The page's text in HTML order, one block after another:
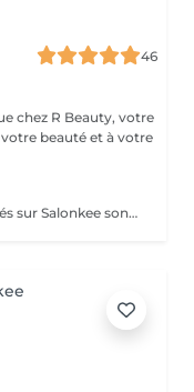
46
beauté et à votre
Veuillez prendre note que les prix indiqués sur Salonkee sont communiqués à titre informatif et s'entendent de base. Ces derniers sont susceptibles de varier selon le diagnostic réalisé à votre arrivée au salon et l'expertise du professionnel à qui vous confiez votre beauté. Dans tous les cas, un devis précis vous sera proposé et toutes réalisations de prestations seront effectuées avec votre accord. Un grand merci d'avance pour votre compréhension. Au plaisir de vous recevoir très vite.